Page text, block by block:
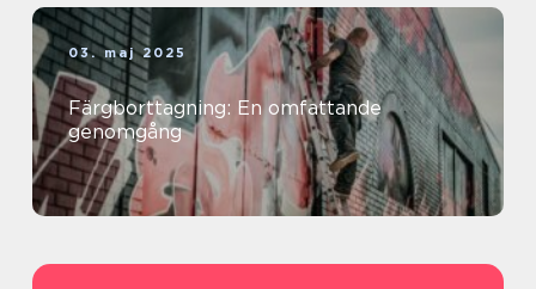
03. maj 2025
Färgborttagning: En omfattande
genomgång